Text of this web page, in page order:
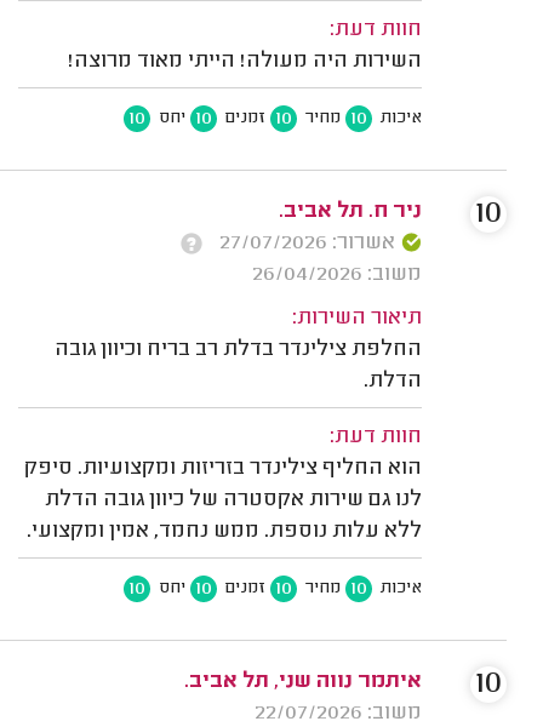
חוות דעת:
השירות היה מעולה! הייתי מאוד מרוצה!
איכות 10 מחיר 10 זמנים 10 יחס 10
ניר ח. תל אביב.
אשרור: 27/07/2026
משוב: 26/04/2026
תיאור השירות:
החלפת צילינדר בדלת רב בריח וכיוון גובה
הדלת.
חוות דעת:
הוא החליף צילינדר בזריזות ומקצועיות. סיפק
לנו גם שירות אקסטרה של כיוון גובה הדלת
ללא עלות נוספת. ממש נחמד, אמין ומקצועי.
איכות 10 מחיר 10 זמנים 10 יחס 10
10
איתמר נווה שני, תל אביב.
משוב: 22/07/2026
10